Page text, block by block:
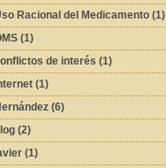
Racional del Medicamento (1)
(1)
de interés (1)
(1)
(6)
(2)
(1)